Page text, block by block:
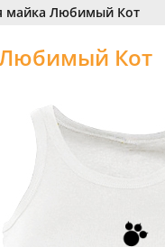
майка Любимый Кот
Кот